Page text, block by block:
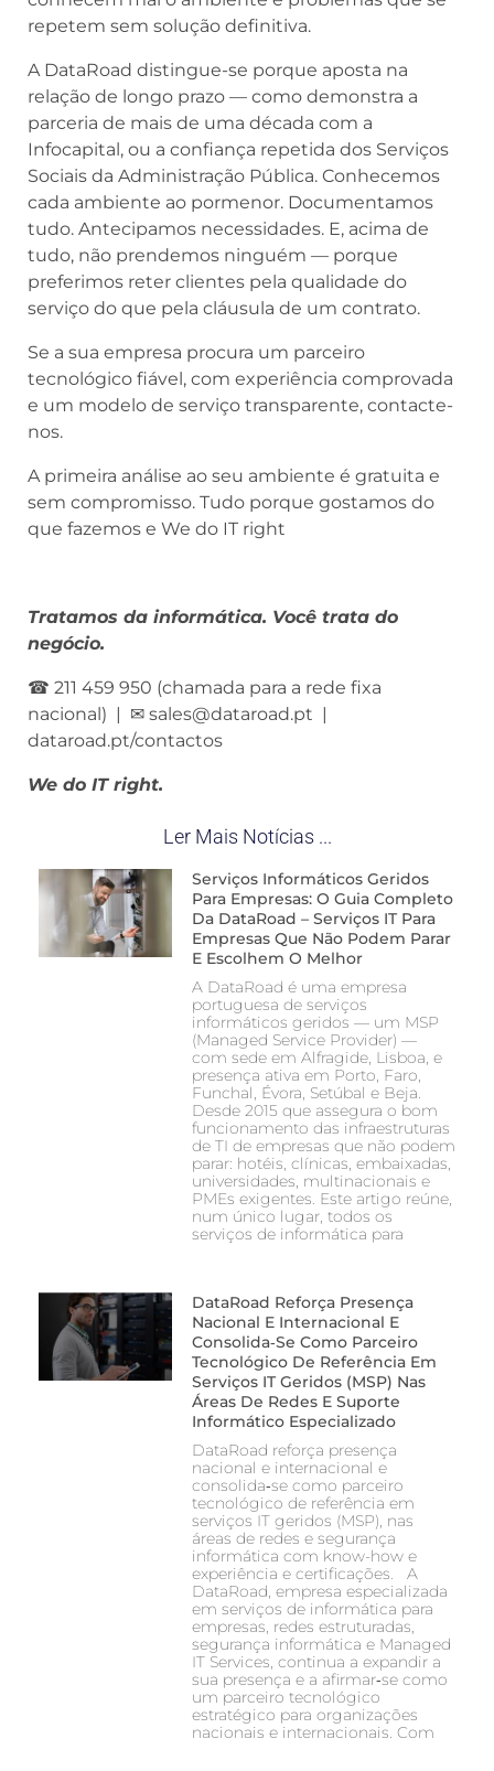
repetem sem solução definitiva.
A DataRoad distingue-se porque aposta na
relação de longo prazo — como demonstra a
parceria de mais de uma década com a
Infocapital, ou a confiança repetida dos Serviços
Sociais da Administração Pública. Conhecemos
cada ambiente ao pormenor. Documentamos
tudo. Antecipamos necessidades. E, acima de
tudo, não prendemos ninguém — porque
preferimos reter clientes pela qualidade do
serviço do que pela cláusula de um contrato.
Se a sua empresa procura um parceiro
tecnológico fiável, com experiência comprovada
e um modelo de serviço transparente, contacte-
nos.
A primeira análise ao seu ambiente é gratuita e
sem compromisso. Tudo porque gostamos do
que fazemos e We do IT right
Tratamos da informática. Você trata do
negócio.
☎ 211 459 950 (chamada para a rede fixa
nacional) | ✉ sales@dataroad.pt |
dataroad.pt/contactos
We do IT right.
Ler Mais Notícias ...
Serviços Informáticos Geridos
Para Empresas: O Guia Completo
Da DataRoad – Serviços IT Para
Empresas Que Não Podem Parar
E Escolhem O Melhor
A DataRoad é uma empresa
portuguesa de serviços
informáticos geridos — um MSP
(Managed Service Provider) —
com sede em Alfragide, Lisboa, e
presença ativa em Porto, Faro,
Funchal, Évora, Setúbal e Beja.
Desde 2015 que assegura o bom
funcionamento das infraestruturas
de TI de empresas que não podem
parar: hotéis, clínicas, embaixadas,
universidades, multinacionais e
PMEs exigentes. Este artigo reúne,
num único lugar, todos os
serviços de informática para
DataRoad Reforça Presença
Nacional E Internacional E
Consolida‑se Como Parceiro
Tecnológico De Referência Em
Serviços IT Geridos (MSP) Nas
Áreas De Redes E Suporte
Informático Especializado
DataRoad reforça presença
nacional e internacional e
consolida‑se como parceiro
tecnológico de referência em
serviços IT geridos (MSP), nas
áreas de redes e segurança
informática com know-how e
experiência e certificações. A
DataRoad, empresa especializada
em serviços de informática para
empresas, redes estruturadas,
segurança informática e Managed
IT Services, continua a expandir a
sua presença e a afirmar‑se como
um parceiro tecnológico
estratégico para organizações
nacionais e internacionais. Com